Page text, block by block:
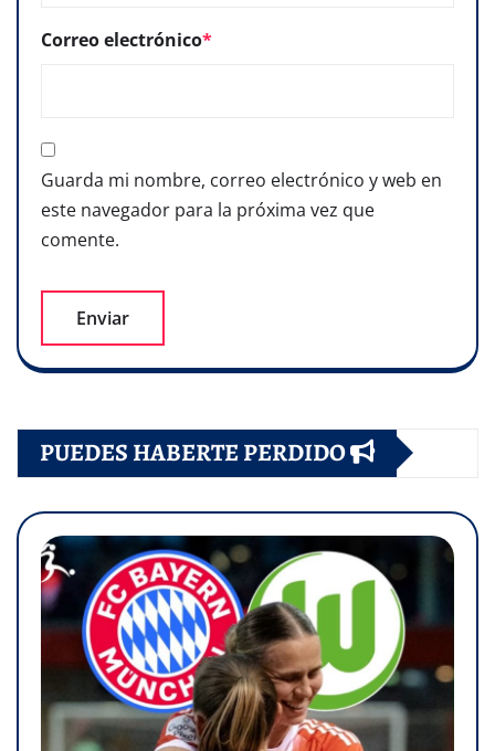
Correo electrónico*
Guarda mi nombre, correo electrónico y web en
este navegador para la próxima vez que
comente.
PUEDES HABERTE PERDIDO